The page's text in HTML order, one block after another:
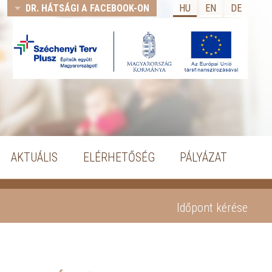
DR. HÁTSÁGI A FACEBOOK-ON HU EN DE
AKTUÁLIS ELÉRHETŐSÉG PÁLYÁZAT
Időpont kérése